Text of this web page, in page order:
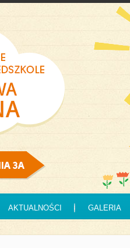
AKTUALNOŚCI GALERIA